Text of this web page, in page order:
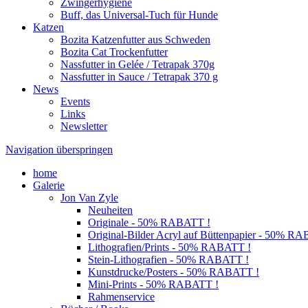
Buff, das Universal-Tuch für Hunde
Katzen
Bozita Katzenfutter aus Schweden
Bozita Cat Trockenfutter
Nassfutter in Gelée / Tetrapak 370g
Nassfutter in Sauce / Tetrapak 370 g
News
Events
Links
Newsletter
Navigation überspringen
home
Galerie
Jon Van Zyle
Neuheiten
Originale - 50% RABATT !
Original-Bilder Acryl auf Büttenpapier - 50%
Lithografien/Prints - 50% RABATT !
Stein-Lithografien - 50% RABATT !
Kunstdrucke/Posters - 50% RABATT !
Mini-Prints - 50% RABATT !
Rahmenservice